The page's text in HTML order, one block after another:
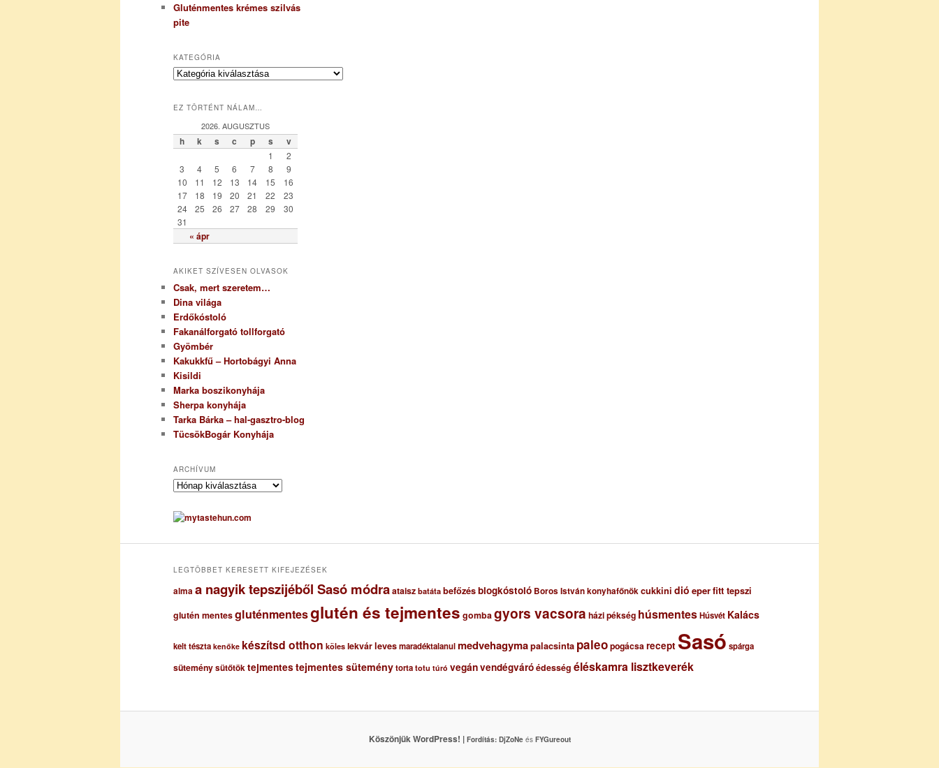
Gluténmentes krémes szilvás
pite
KATEGÓRIA
K
e
r
EZ TÖRTÉNT NÁLAM…
2026. AUGUSZTUS
h k s c p s v
« ápr
1
2
3
4 5 6 7 8
9
10
11 12 13 14 15
16
17
18 19 20 21 22
23
24
25 26 27 28 29
30
31
AKIKET SZÍVESEN OLVASOK
Csak, mert szeretem…
Dina világa
Erdőkóstoló
Fakanálforgató tollforgató
Gyömbér
Kakukkfű – Hortobágyi Anna
Kisildi
Marka boszikonyhája
Sherpa konyhája
Tarka Bárka – hal-gasztro-blog
TücsökBogár Konyhája
ARCHÍVUM
A
c
h
uLEGTÖBBET KERESETT KIFEJEZÉSEK
almaa nagyik tepszijéből Sasó módraataisz batáta befőzésblogkóstoló Boros István konyhafőnökcukkini dió eperfitt tepszi
glutén mentesgluténmentesglutén és tejmentes gombagyors vacsora házi pékség húsmentesHúsvét Kalács
kelt tészta kenőke készítsd otthon köles lekvárlevesmaradéktalanulmedvehagymapalacsinta paleopogácsarecept Sasó spárga
süteménysütőtöktejmentestejmentes süteménytorta totu túró vegánvendégváróédesség éléskamra lisztkeverék
Köszönjük WordPress! | Fordítás: DjZoNeés FYGureout